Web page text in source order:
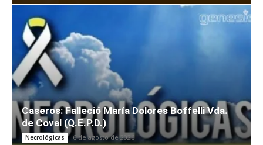
Caseros: Falleció María Dolores Boffelli Vda.
de Coval (Q.E.P.D.)
Necrológicas 6 de agosto de 2026